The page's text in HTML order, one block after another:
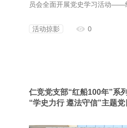
员会全面开展党史学习活动——
献礼影片《1921》
活动掠影 0
仁竞党支部“红船100年”系
“学史力行 遵法守信”主题党